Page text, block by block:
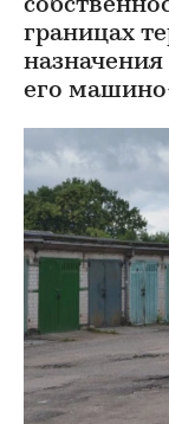
границах
его